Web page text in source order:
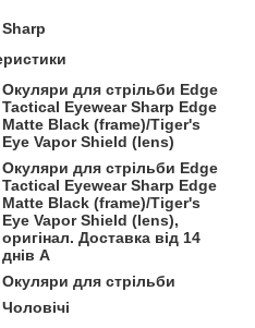
Sharp
Окуляри для стрільби Edge
Tactical Eyewear Sharp Edge
Matte Black (frame)/Tiger's
Eye Vapor Shield (lens)
Окуляри для стрільби Edge
Tactical Eyewear Sharp Edge
Matte Black (frame)/Tiger's
Eye Vapor Shield (lens),
оригінал. Доставка від 14
днів A
Окуляри для стрільби
Чоловічі